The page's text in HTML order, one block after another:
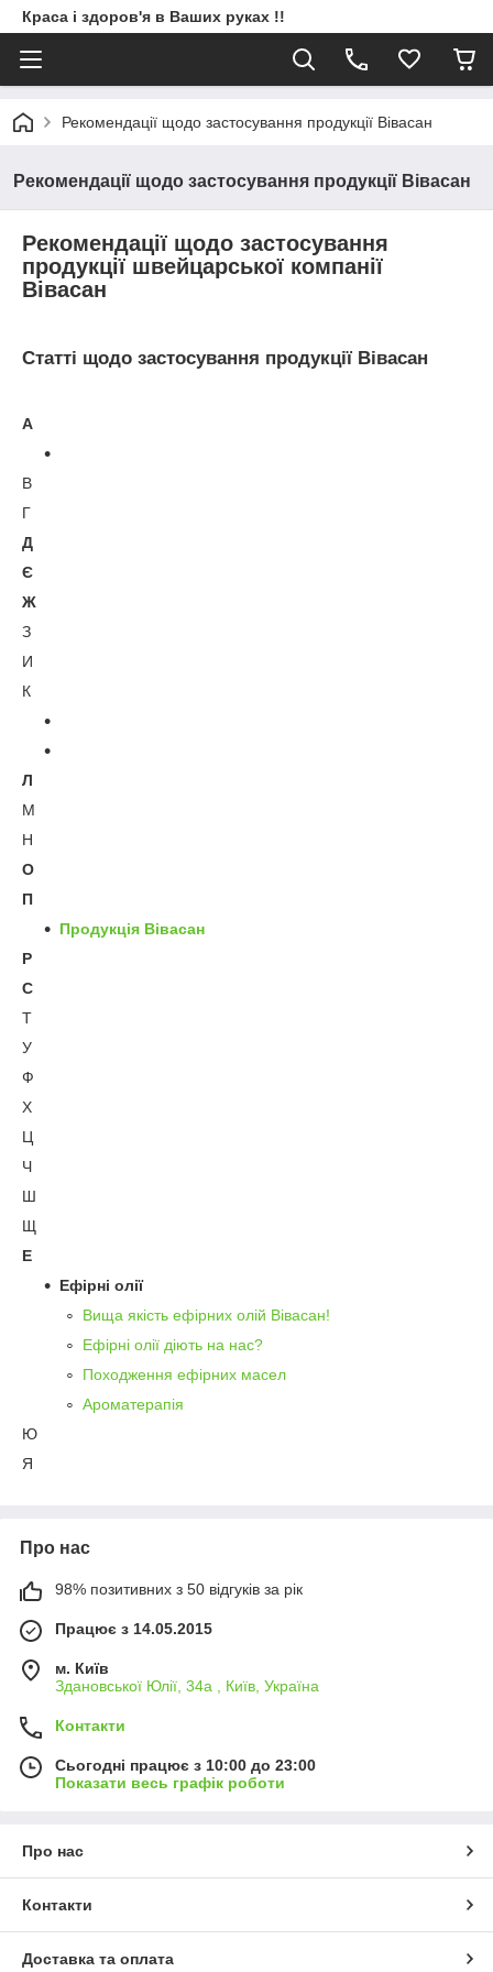
Краса і здоров'я в Ваших руках !!
Рекомендації щодо застосування продукції Вівасан
Рекомендації щодо застосування продукції Вівасан
Рекомендації щодо застосування
продукції швейцарської компанії
Вівасан
Статті щодо застосування продукції Вівасан
А
В
Г
Д
Є
Ж
З
И
К
Л
М
Н
О
П
Продукція Вівасан
Р
С
Т
У
Ф
Х
Ц
Ч
Ш
Щ
Е
Ефірні олії
Вища якість ефірних олій Вівасан!
Ефірні олії діють на нас?
Походження ефірних масел
Ароматерапія
Ю
Я
Про нас
98% позитивних з 50 відгуків за рік
Працює з 14.05.2015
м. Київ
Здановської Юлії, 34а , Київ, Україна
Контакти
Сьогодні працює з 10:00 до 23:00
Показати весь графік роботи
Про нас
Контакти
Доставка та оплата